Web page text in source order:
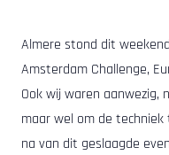
Almere stond dit
Amsterdam Challenge,
Ook wij waren aanwezig,
maar wel om de
na van dit geslaagde